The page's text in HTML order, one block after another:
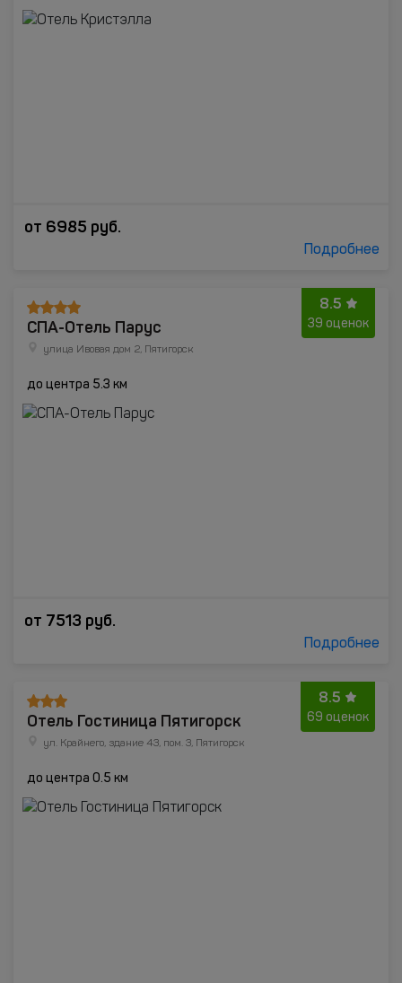
от 6985 руб.
Подробнее
8.5
39 оценок
СПА-Отель Парус
улица Ивовая дом 2, Пятигорск
до центра 5.3 км
от 7513 руб.
Подробнее
8.5
69 оценок
Отель Гостиница Пятигорск
ул. Крайнего, здание 43, пом. 3, Пятигорск
до центра 0.5 км